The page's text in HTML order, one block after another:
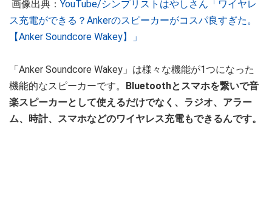
画像出典： YouTube/シンプリストはやしさん「ワイヤレ
ス充電ができる？Ankerのスピーカーがコスパ良すぎた。
【Anker Soundcore Wakey】」
「Anker Soundcore Wakey」は様々な機能が1つになった
機能的なスピーカーです。 Bluetoothとスマホを繋いで音
楽スピーカーとして使えるだけでなく、ラジオ、アラー
ム、時計、スマホなどのワイヤレス充電もできるんです。